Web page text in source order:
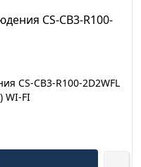
CS-CB3-R100-2D2WFL
WI-FI